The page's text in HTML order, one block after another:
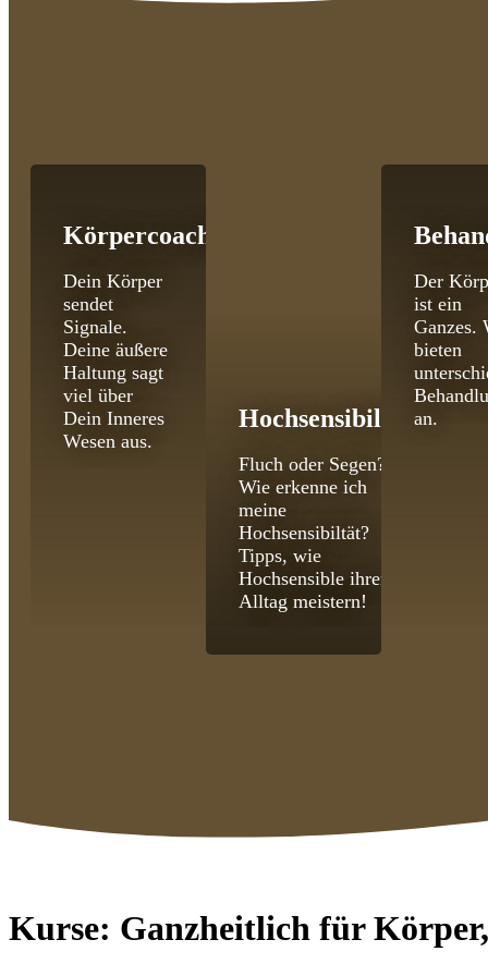
Körpercoaching
Dein Körper
sendet
Signale.
Deine äußere
Haltung sagt
viel über
Dein Inneres
Wesen aus.
Hochsensibilität
Fluch oder Segen?
Wie erkenne ich
meine
Hochsensibiltät?
Tipps, wie
Hochsensible ihren
Alltag meistern!
Der
ist ein
Ganzes.
bieten
an.
Kurse: Ganzheitlich für